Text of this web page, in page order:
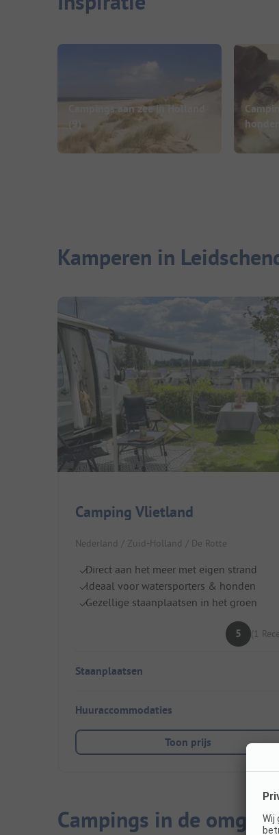
Campings aan zee in Holland
(9)
Kamperen in
Camping Vlietland
Nederland / Zuid-Holland / De Rotte
Direct aan het meer met eigen strand
Ideaal voor watersporters & honden
Gezellige staanplaatsen in het groen
5 (1
Staanplaatsen
Huuraccommodaties
Toon prijs
Campings in de